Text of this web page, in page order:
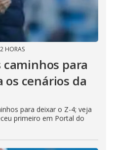
HORAS
para
os cenários da
para deixar o Z-4; veja
primeiro em Portal do